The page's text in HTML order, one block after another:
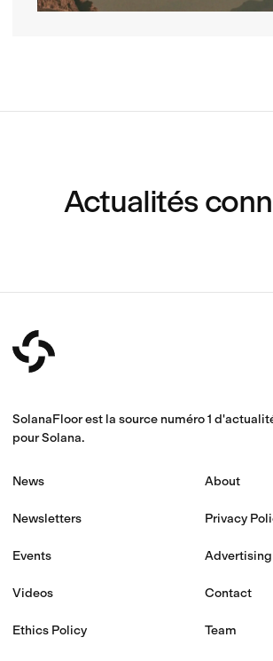
Actualités
SolanaFloor est la source numéro 1
pour Solana.
News
Newsletters
Events
Videos
Ethics Policy
About
Privacy
Advertising
Contact
Team